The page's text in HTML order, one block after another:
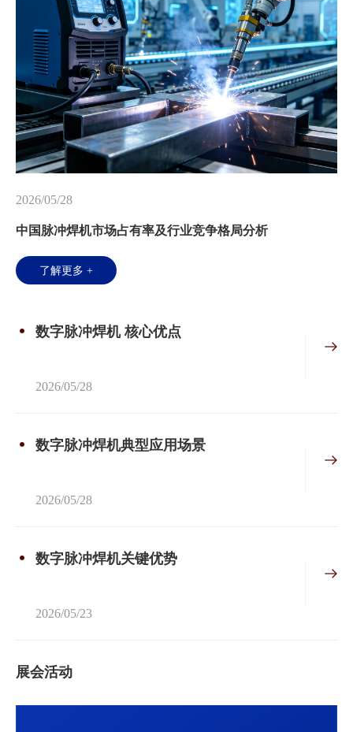
2026/05/28
中国脉冲焊机市场占有率及行业竞争格局分析
了解更多 +
数字脉冲焊机 核心优点
2026/05/28
数字脉冲焊机典型应用场景
2026/05/28
数字脉冲焊机关键优势
2026/05/23
展会活动